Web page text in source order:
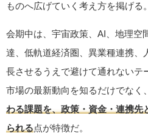
ものへ広げていく考え方を掲げる。
会期中は、宇宙政策、AI、地理空
達、低軌道経済圏、異業種連携、
長させるうえで避けて通れないテ
市場の最新動向を知るだけでなく、
わる課題を、政策・資金・連携先
られる 点が特徴だ。